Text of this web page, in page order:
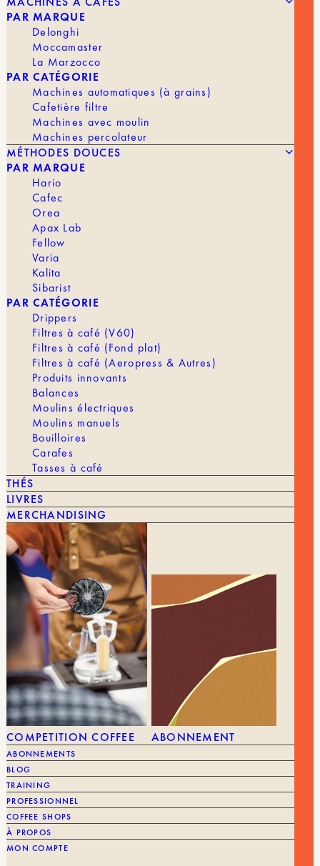
PAR MARQUE
Delonghi
Moccamaster
La Marzocco
PAR CATÉGORIE
Machines automatiques (à grains)
Cafetière filtre
Machines avec moulin
Machines percolateur
MÉTHODES DOUCES
PAR MARQUE
Hario
Cafec
Orea
Apax Lab
Fellow
Varia
Kalita
Sibarist
PAR CATÉGORIE
Drippers
Filtres à café (V60)
Filtres à café (Fond plat)
Filtres à café (Aeropress & Autres)
Produits innovants
Balances
Moulins électriques
Moulins manuels
Bouilloires
Carafes
Tasses à café
THÉS
LIVRES
MERCHANDISING
COMPETITION COFFEE ABONNEMENT
ABONNEMENTS
BLOG
TRAINING
PROFESSIONNEL
COFFEE SHOPS
À PROPOS
MON COMPTE
CAFÉS
BLEND 189 [BIO]
ÉQUIPEMENTS
DRIPERS & FILTERS